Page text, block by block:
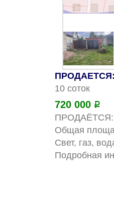
ПРОДАЕТСЯ:
10 соток
720 000 Р
ПРОДАЁТСЯ:
Общая
Свет, газ,